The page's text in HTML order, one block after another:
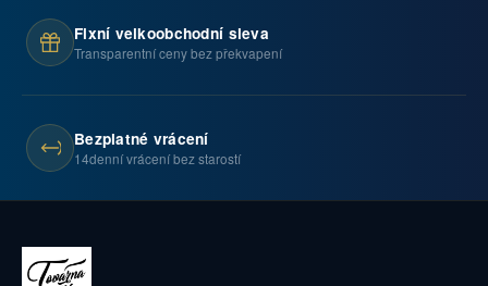
Fixní velkoobchodní sleva
Transparentní ceny bez překvapení
Bezplatné vrácení
14denní vrácení bez starostí